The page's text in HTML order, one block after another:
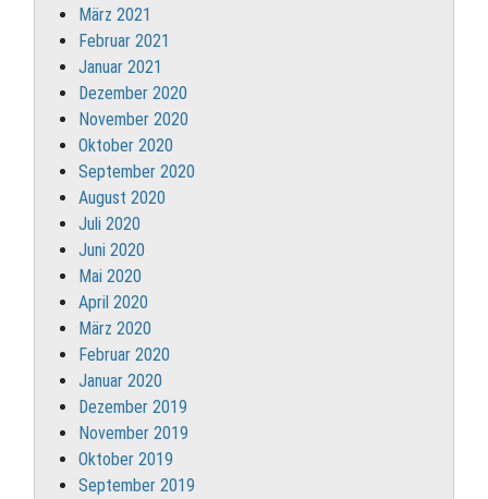
März 2021
Februar 2021
Januar 2021
Dezember 2020
November 2020
Oktober 2020
September 2020
August 2020
Juli 2020
Juni 2020
Mai 2020
April 2020
März 2020
Februar 2020
Januar 2020
Dezember 2019
November 2019
Oktober 2019
September 2019